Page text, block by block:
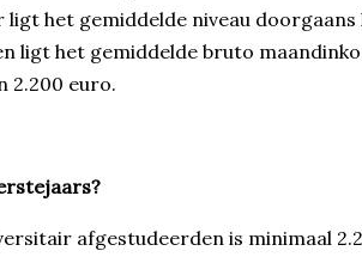
het gemiddelde niveau
ligt het gemiddelde bruto
2.200 euro.
afgestudeerden is minimaal